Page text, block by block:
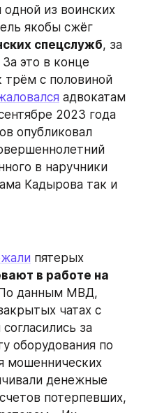
из воинских
якобы сжёг
спецслужб, за
это в конце
трём с половиной
адвокатам
2023 года
опубликовал
в наручники
Кадырова так и
пятерых
в работе на
данным МВД,
чатах с
за
оборудования по
мошеннических
денежные
потерпевших,